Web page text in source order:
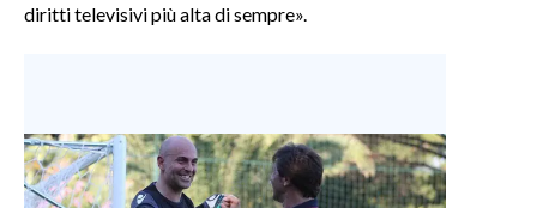
diritti televisivi più alta di sempre».